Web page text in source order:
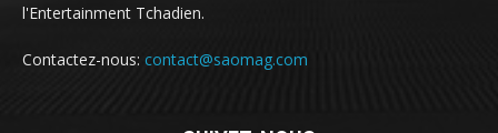
l'Entertainment Tchadien.
Contactez-nous: contact@saomag.com